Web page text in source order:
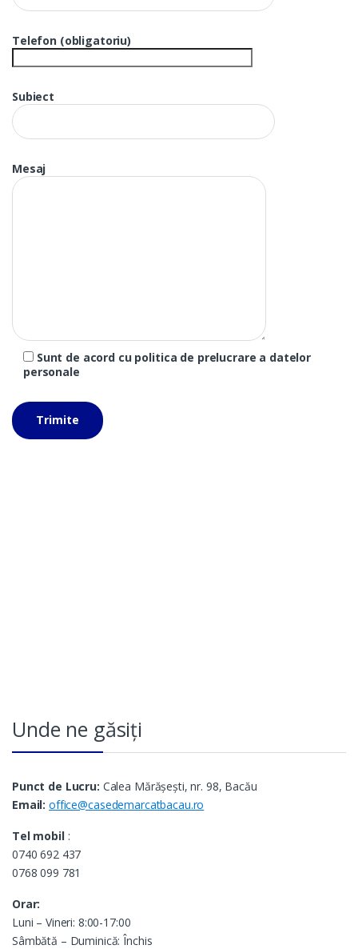
Telefon (obligatoriu)
Subiect
Mesaj
Sunt de acord cu politica de prelucrare a datelor
personale
Unde ne găsiți
Punct de Lucru: Calea Mărășești, nr. 98, Bacău
Email: office@casedemarcatbacau.ro
Tel mobil:
0740 692 437
0768 099 781
Orar:
Luni – Vineri: 8:00-17:00
Sâmbătă – Duminică: Închis